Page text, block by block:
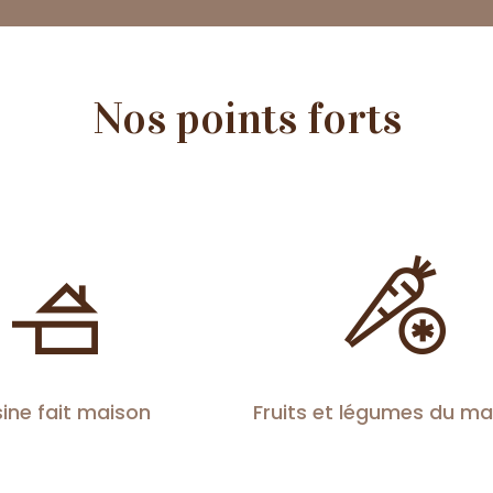
Nos points forts
fait maison Fruits et légumes du